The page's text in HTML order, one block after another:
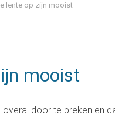
lente op zijn mooist
mooist
overal door te breken en